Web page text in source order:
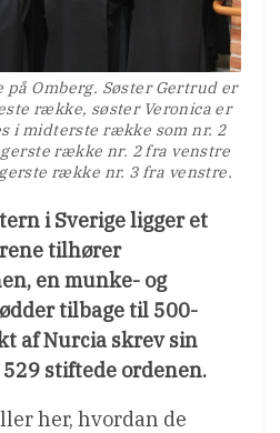
Omberg. Søster Gertrud er
række, søster Veronica er
i midterste række som nr. 2
række nr. 2 fra venstre
række nr. 3 fra venstre.
i Sverige ligger et
tilhører
en munke- og
tilbage til 500-
af Nurcia skrev sin
stiftede ordenen.
her, hvordan de